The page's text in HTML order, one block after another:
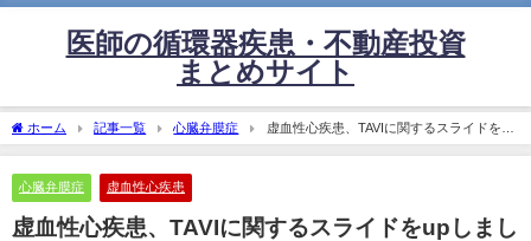
医師の循環器疾患・不動産投資
まとめサイト
ホーム 記事一覧 心臓弁膜症
虚血性心疾患、TAVIに関するスライドをup
しました！
心臓弁膜症 虚血性心疾患
虚血性心疾患、TAVIに関するスライドをupしまし